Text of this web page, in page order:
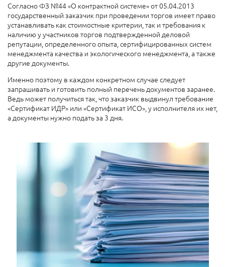
Согласно ФЗ №44 «О контрактной системе» от 05.04.2013
государственный заказчик при проведении торгов имеет право
устанавливать как стоимостные критерии, так и требования к
наличию у участников торгов подтвержденной деловой
репутации, определенного опыта, сертифицированных систем
менеджмента качества и экологического менеджмента, а также
другие документы.
Именно поэтому в каждом конкретном случае следует
запрашивать и готовить полный перечень документов заранее.
Ведь может получиться так, что заказчик выдвинул требование
«Сертификат ИДР» или «Сертификат ИСО», у исполнителя их нет,
а документы нужно подать за 3 дня.